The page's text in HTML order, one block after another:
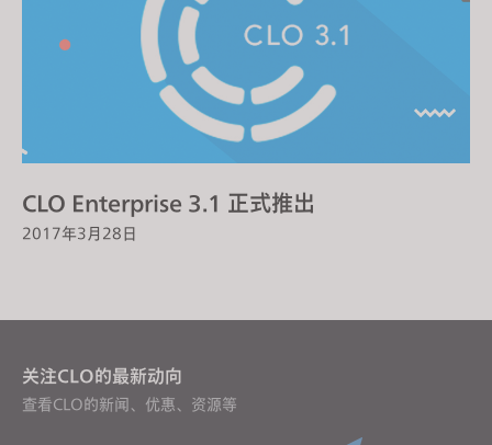
CLO Enterprise 3.1 正式推出
2017年3月28日
关注CLO的最新动向
查看CLO的新闻、优惠、资源等